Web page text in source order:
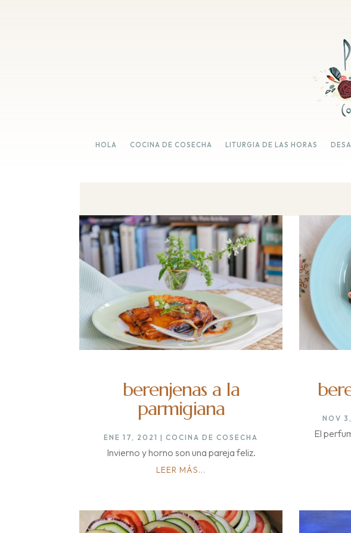
HOLA COCINA DE COSECHA LITURGIA DE LAS HORAS
berenjenas a la
parmigiana
ENE 17, 2021 |COCINA DE COSECHA
Invierno y horno son una pareja feliz.
LEER MÁS...
NOV
El